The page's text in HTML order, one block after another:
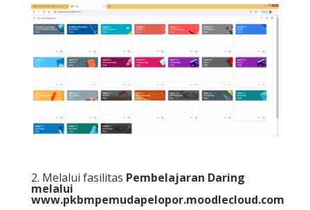
2. Melalui fasilitas Pembelajaran Daring
melalui
www.pkbmpemudapelopor.moodlecloud.com